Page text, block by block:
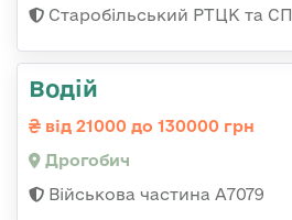
Старобільський РТЦК та СП
Водій
від 21000 до 130000 грн
Дрогобич
Військова частина А7079